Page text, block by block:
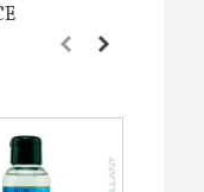
commande
parrainage
réduction